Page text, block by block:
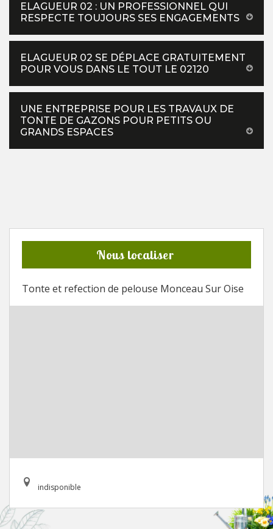
ELAGUEUR 02 : UN PROFESSIONNEL QUI
RESPECTE TOUJOURS SES ENGAGEMENTS
ELAGUEUR 02 SE DÉPLACE GRATUITEMENT
POUR VOUS DANS LE TOUT LE 02120
UNE ENTREPRISE POUR LES TRAVAUX DE
TONTE DE GAZONS POUR PETITS OU
GRANDS ESPACES
Nous localiser
Tonte et refection de pelouse Monceau Sur Oise
indisponible